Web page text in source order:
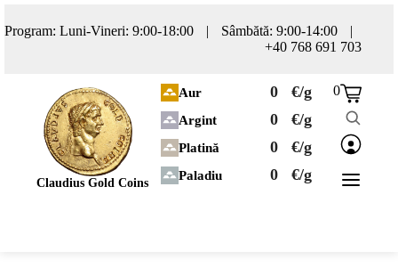
Program: Luni-Vineri: 9:00-18:00 | Sâmbătă: 9:00-14:00
|
+40 768 691 703
Claudius Gold Coins
Aur 0 €/g
Argint 0 €/g
Platină 0 €/g
Paladiu 0 €/g
0